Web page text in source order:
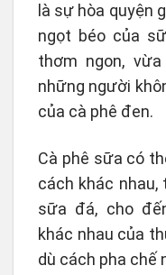
là sự hòa quyện
ngọt béo của
thơm ngon,
những người
của cà phê đen.
Cà phê sữa có
cách khác nhau,
sữa đá, cho
khác nhau của
dù cách pha chế